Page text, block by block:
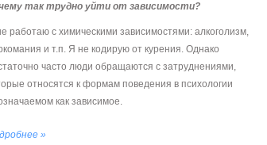
так трудно уйти от зависимости?
работаю с химическими зависимостями: алкоголизм,
и т.п. Я не кодирую от курения. Однако
часто люди обращаются с затруднениями,
относятся к формам поведения в психологии
как зависимое.
»